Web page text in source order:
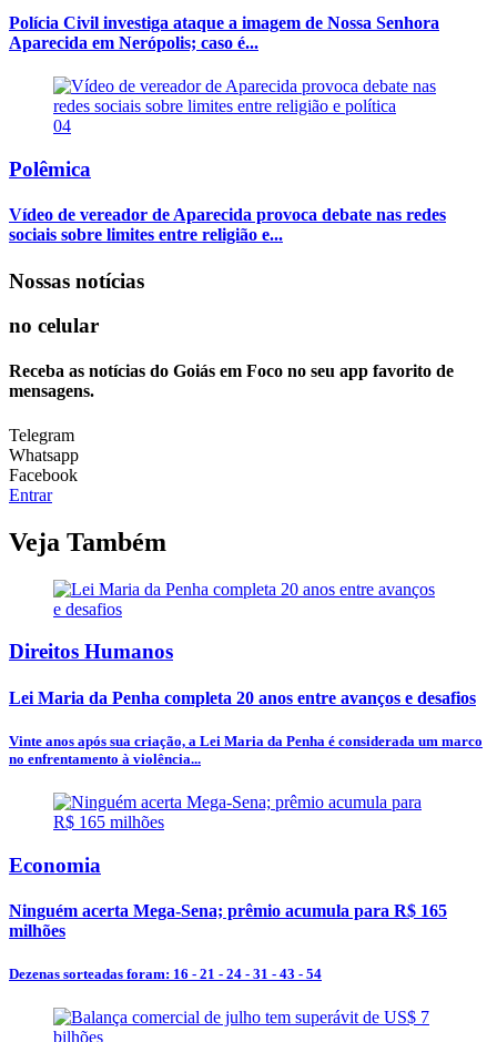
Polícia Civil investiga ataque a imagem de Nossa Senhora
Aparecida em Nerópolis; caso é...
04
Polêmica
Vídeo de vereador de Aparecida provoca debate nas redes
sociais sobre limites entre religião e...
Nossas notícias
no celular
Receba as notícias do Goiás em Foco no seu app favorito de
mensagens.
Telegram
Whatsapp
Facebook
Entrar
Veja Também
Direitos Humanos
Lei Maria da Penha completa 20 anos entre avanços e desafios
Vinte anos após sua criação, a Lei Maria da Penha é considerada um marco
no enfrentamento à violência...
Economia
Ninguém acerta Mega-Sena; prêmio acumula para R$ 165
milhões
Dezenas sorteadas foram: 16 - 21 - 24 - 31 - 43 - 54